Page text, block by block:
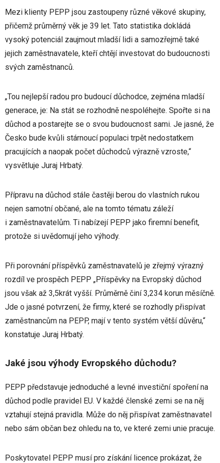
Mezi klienty PEPP jsou zastoupeny různé věkové skupiny,
přičemž průměrný věk je 39 let. Tato statistika dokládá
vysoký potenciál zaujmout mladší lidi a samozřejmě také
jejich zaměstnavatele, kteří chtějí investovat do budoucnosti
svých zaměstnanců.
„Tou nejlepší radou pro budoucí důchodce, zejména mladší
generace, je: Na stát se rozhodně nespoléhejte. Spořte si na
důchod a postarejte se o svou budoucnost sami. Je jasné, že
Česko bude kvůli stárnoucí populaci trpět nedostatkem
pracujících a naopak počet důchodců výrazně vzroste,“
vysvětluje Juraj Hrbatý.
Přípravu na důchod stále častěji berou do vlastních rukou
nejen samotní občané, ale na tomto tématu záleží
i zaměstnavatelům. Ti nabízejí PEPP jako firemní benefit,
protože si uvědomují jeho výhody.
Při porovnání příspěvků zaměstnavatelů je zřejmý výrazný
rozdíl ve prospěch PEPP „Příspěvky na Evropský důchod
jsou však až 3,5krát vyšší. Průměrně činí 3,234 korun měsíčně.
Jde o jasné potvrzení, že firmy, které se rozhodly přispívat
zaměstnancům na PEPP, mají v tento systém větší důvěru,“
konstatuje Juraj Hrbatý.
Jaké jsou výhody Evropského důchodu?
PEPP představuje jednoduché a levné investiční spoření na
důchod podle pravidel EU. V každé členské zemi se na něj
vztahují stejná pravidla. Může do něj přispívat zaměstnavatel
nebo sám občan bez ohledu na to, ve které zemi unie pracuje.
Poskytovatel PEPP musí pro získání licence prokázat, že